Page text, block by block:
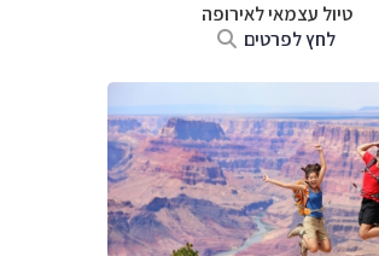
טיול עצמאי לאירופה
לחץ לפרטים